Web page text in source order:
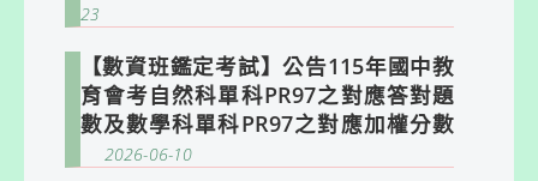
23
【數資班鑑定考試】公告115年國中教
育會考自然科單科PR97之對應答對題
數及數學科單科PR97之對應加權分數
2026-06-10